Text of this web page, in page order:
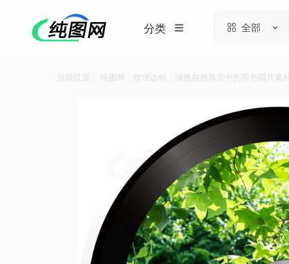
分类 全部
当前位置： 纯图网 纹理边框 绿色自然风景中的黑色唱片素材